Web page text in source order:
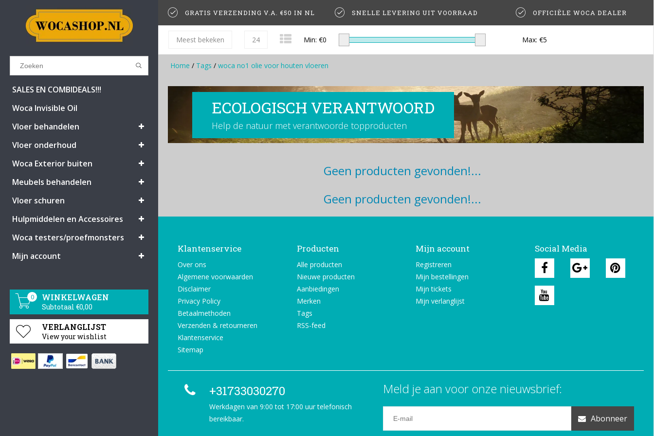
Results found
BEKIJK ALLE RESULTATEN
GA TERUG
SALES EN COMBIDEALS!!!
Woca Invisible Oil
Vloer behandelen
Vloer onderhoud
Woca Exterior buiten
Meubels behandelen
Vloer schuren
Hulpmiddelen en Accessoires
Woca testers/proefmonsters
Mijn account
0 WINKELWAGEN
Subtotaal €0,00
VERLANGLIJST
View your wishlist
GRATIS VERZENDING V.A. €50 IN NL SNELLE LEVERING UIT VOORRAAD OFFICIËLE WOCA DEALER
Meest bekeken 24 Min: €0 Max: €5
Home / Tags / woca no1 olie voor houten vloeren
ECOLOGISCH VERANTWOORD
Help de natuur met verantwoorde topproducten
Geen producten gevonden!...
Geen producten gevonden!...
Klantenservice
Over ons
Algemene voorwaarden
Disclaimer
Privacy Policy
Betaalmethoden
Verzenden & retourneren
Klantenservice
Sitemap
Producten
Alle producten
Nieuwe producten
Aanbiedingen
Merken
Tags
RSS-feed
Mijn account
Registreren
Mijn bestellingen
Mijn tickets
Mijn verlanglijst
Social Media
+31733030270
Werkdagen van 9:00 tot 17:00 uur telefonisch
bereikbaar.
Meld je aan voor onze nieuwsbrief:
Abonneer